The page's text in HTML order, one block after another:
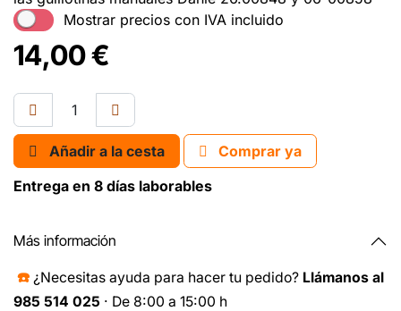
Mostrar precios con IVA incluido
14,00€
Añadir a la cesta
Comprar ya
Entrega en 8 días laborables
Más información
☎️ ¿Necesitas ayuda para hacer tu pedido? Llámanos al
985 514 025 · De 8:00 a 15:00 h